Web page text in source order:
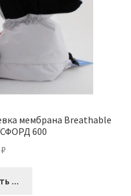
мембрана Breathable
600
₽
...